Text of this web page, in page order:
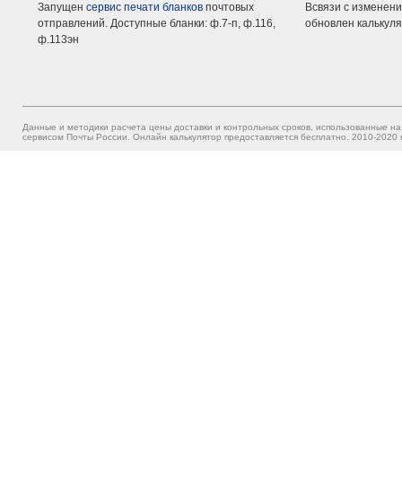
Запущен сервис печати бланков почтовых
отправлений. Доступные бланки: ф.7-п, ф.116,
ф.113эн
Всвязи с
обновлен
Данные и методики расчета цены доставки и контрольных сроков, использованные
сервисом Почты России. Онлайн калькулятор предоставляется бесплатно. 2010-2020